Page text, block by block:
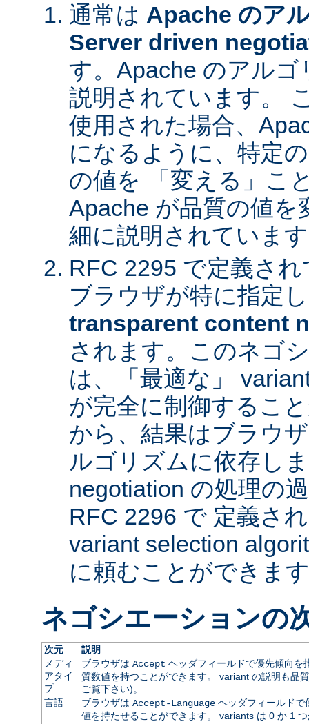
通常は Apache のア
Server driven
す。Apache のアル
説明されています。
使用された場合、
になるように、特定
の値を 「変える」こ
Apache が品質の値を
細に説明されていま
RFC 2295 で定義さ
ブラウザが特に指定
transparent content
されます。このネゴ
は、「最適な」
が完全に制御するこ
から、結果はブラウ
ルゴリズムに依存し
negotiation の処理の
RFC 2296 で 定義さ
variant selection
に頼むことができま
ネゴシエーションの
次元
説明
メディ
アタイ
プ
ブラウザは Accept ヘッダフィールドで優先傾向を
質数値を持つことができます。 variant の説明も品
ご覧下さい)。
言語
ブラウザは Accept-Languageヘッダフィールドで
値を持たせることができます。 variants は 0 か 1